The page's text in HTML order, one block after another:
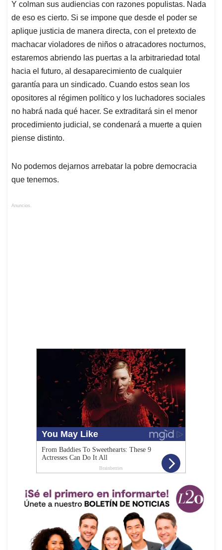
Y colman sus audiencias con razones populistas. Nada
de eso es cierto. Si se impone que desde el poder se
aplique justicia de manera directa, con el pretexto de
machacar violadores de niños o atracadores nocturnos,
estaremos abriendo las puertas a la arbitrariedad total
hacia el futuro, al desaparecimiento de cualquier
garantía para un sindicado. Cuando estos sean los
opositores al régimen político y los luchadores sociales
no habrá nada qué hacer. Se extraditará sin el menor
procedimiento judicial, se condenará a muerte a quien
piense distinto.
No podemos dejarnos arrebatar la pobre democracia
que tenemos.
Anuncios.